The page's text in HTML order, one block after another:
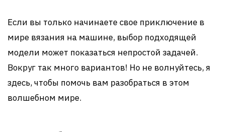
Если вы только начинаете свое приключение в
мире вязания на машине, выбор подходящей
модели может показаться непростой задачей.
Вокруг так много вариантов! Но не волнуйтесь, я
здесь, чтобы помочь вам разобраться в этом
волшебном мире.